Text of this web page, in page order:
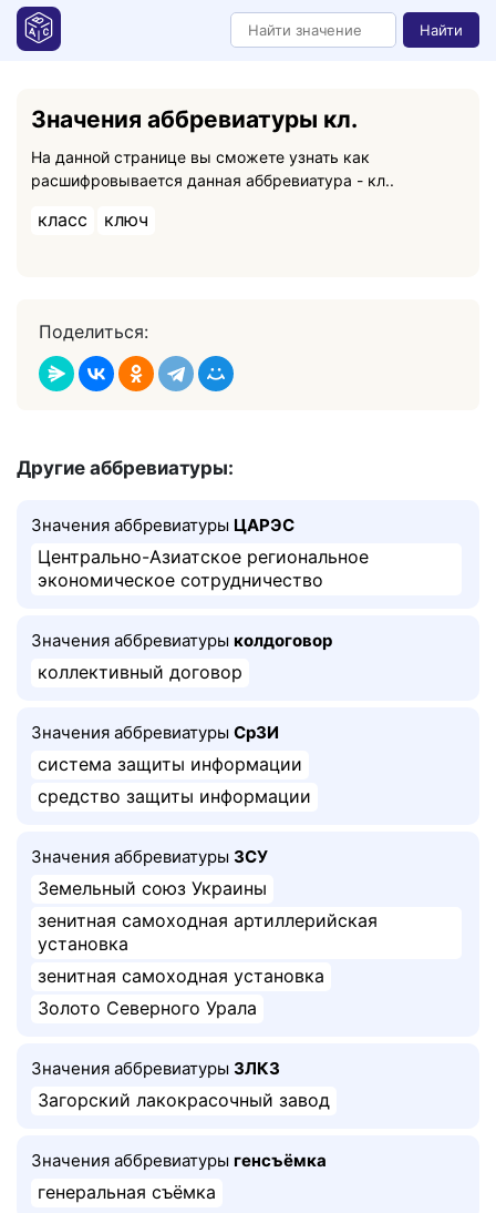
Найти
Значения аббревиатуры кл.
На данной странице вы сможете узнать как
расшифровывается данная аббревиатура - кл..
класс ключ
Поделиться:
Другие аббревиатуры:
Значения аббревиатуры ЦАРЭС
Центрально-Азиатское региональное
экономическое сотрудничество
Значения аббревиатуры колдоговор
коллективный договор
Значения аббревиатуры СрЗИ
система защиты информации
средство защиты информации
Значения аббревиатуры ЗСУ
Земельный союз Украины
зенитная самоходная артиллерийская
установка
зенитная самоходная установка
Золото Северного Урала
Значения аббревиатуры ЗЛКЗ
Загорский лакокрасочный завод
Значения аббревиатуры генсъёмка
генеральная съёмка